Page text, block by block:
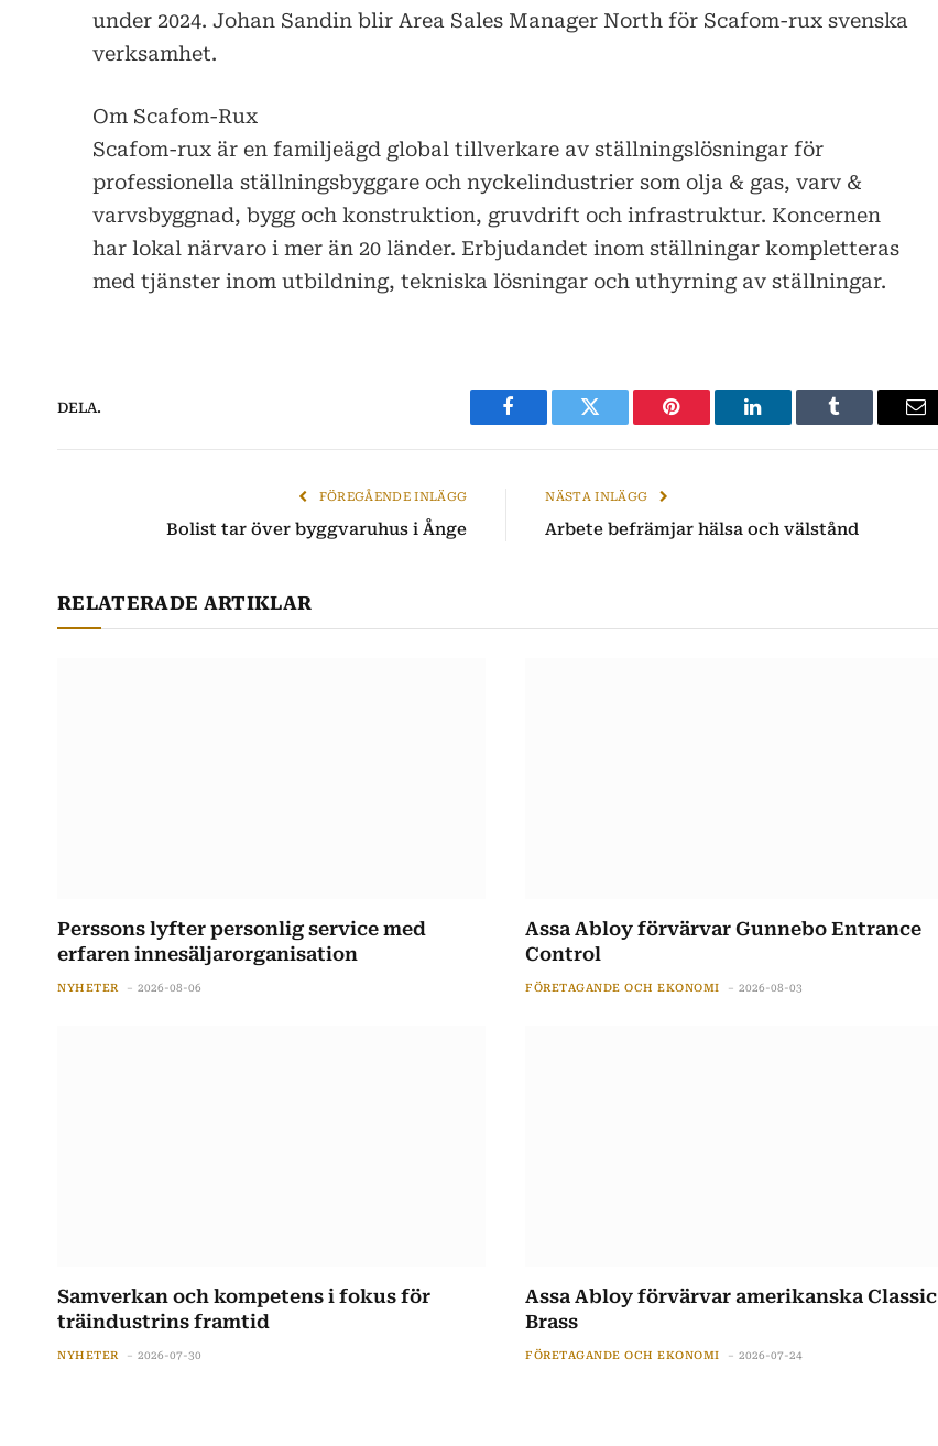
under 2024. Johan Sandin blir Area Sales Manager North för Scafom-rux svenska
verksamhet.
Om Scafom-Rux
Scafom-rux är en familjeägd global tillverkare av ställningslösningar för
professionella ställningsbyggare och nyckelindustrier som olja & gas, varv &
varvsbyggnad, bygg och konstruktion, gruvdrift och infrastruktur. Koncernen
har lokal närvaro i mer än 20 länder. Erbjudandet inom ställningar kompletteras
med tjänster inom utbildning, tekniska lösningar och uthyrning av ställningar.
DELA.
Facebook Twitter Pinterest LinkedIn Tumblr
E-
FÖREGÅENDE INLÄGG
Bolist tar över byggvaruhus i Ånge
NÄSTA INLÄGG
Arbete befrämjar hälsa och välstånd
RELATERADE ARTIKLAR
Perssons lyfter personlig service med
erfaren innesäljarorganisation
NYHETER 2026-08-06
Assa Abloy förvärvar Gunnebo Entrance
Control
FÖRETAGANDE OCH EKONOMI 2026-08-03
Samverkan och kompetens i fokus för
träindustrins framtid
NYHETER 2026-07-30
Assa Abloy förvärvar amerikanska Classic
Brass
FÖRETAGANDE OCH EKONOMI 2026-07-24